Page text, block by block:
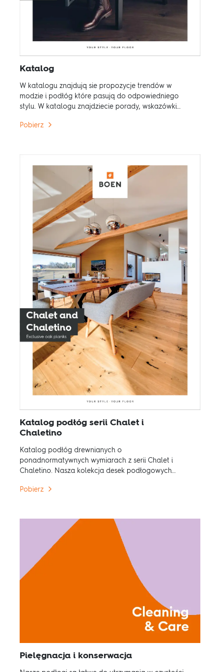
Katalog
W katalogu znajdują sie propozycje trendów w
modzie i podłóg które pasują do odpowiedniego
stylu. W katalogu znajdziecie porady, wskazówki
innych elementów mieszkania.
Pobierz
Katalog podłóg serii Chalet i
Chaletino
Katalog podłóg drewnianych o
ponadnormatywnych wymiarach z serii Chalet i
Chaletino. Nasza kolekcja desek podłogowych
metrów bieżących) niż większość oferowanych
Pobierz
Pielęgnacja i konserwacja